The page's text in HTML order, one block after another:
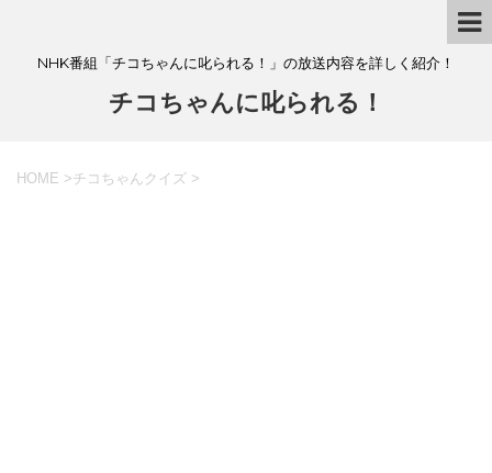
NHK番組「チコちゃんに叱られる！」の放送内容を詳しく紹介！
チコちゃんに叱られる！
HOME >チコちゃんクイズ >